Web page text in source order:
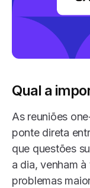
Qual a
As reuniões
ponte direta
que questões
a dia, venham
problemas